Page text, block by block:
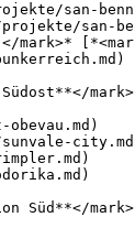
san-
san-
Süd**</